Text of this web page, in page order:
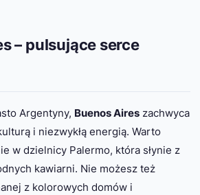
– pulsujące serce
Argentyny, Buenos Aires zachwyca
i niezwykłą energią. Warto
w dzielnicy Palermo, która słynie z
kawiarni. Nie możesz też
z kolorowych domów i